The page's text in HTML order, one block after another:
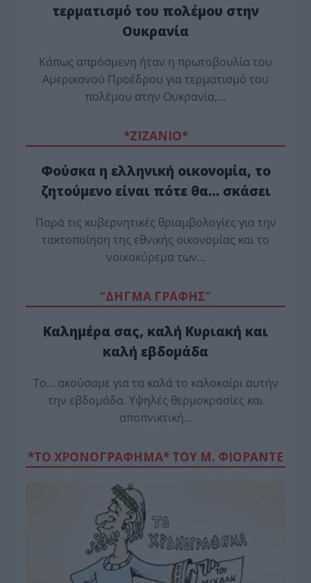
τερματισμό του πολέμου στην
Ουκρανία
Κάπως απρόσμενη ήταν η πρωτοβουλία του
Αμερικανού Προέδρου για τερματισμό του
πολέμου στην Ουκρανία,…
*ZΙΖΑΝΙΟ*
Φούσκα η ελληνική οικονομία, το
ζητούμενο είναι πότε θα… σκάσει
Παρά τις κυβερνητικές θριαμβολογίες για την
τακτοποίηση της εθνικής οικονομίας και το
νοικοκύρεμα των…
“ΔΗΓΜΑ ΓΡΑΦΗΣ”
Καλημέρα σας, καλή Κυριακή και
καλή εβδομάδα
Το… ακούσαμε για τα καλά το καλοκαίρι αυτήν
την εβδομάδα. Υψηλές θερμοκρασίες και
αποπνικτική…
*ΤΟ ΧΡΟΝΟΓΡΑΦΗΜΑ* ΤΟΥ Μ. ΦΙΟΡΆΝΤΕ